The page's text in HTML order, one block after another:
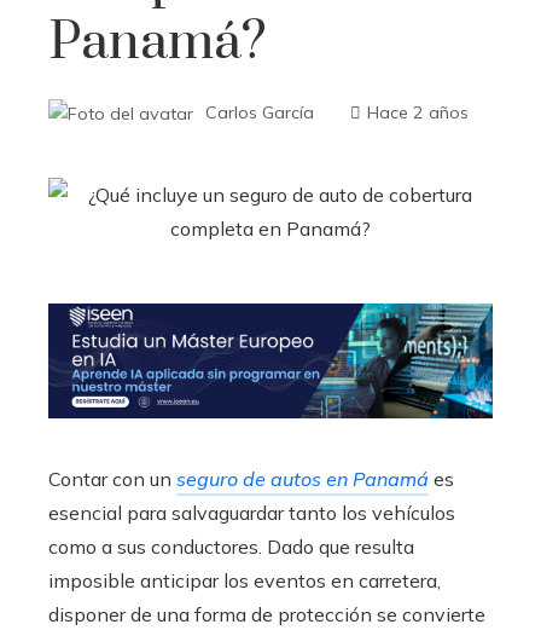
Panamá?
Carlos García Hace 2 años
Contar con un seguro de autos en Panamá es
esencial para salvaguardar tanto los vehículos
como a sus conductores. Dado que resulta
imposible anticipar los eventos en carretera,
disponer de una forma de protección se convierte